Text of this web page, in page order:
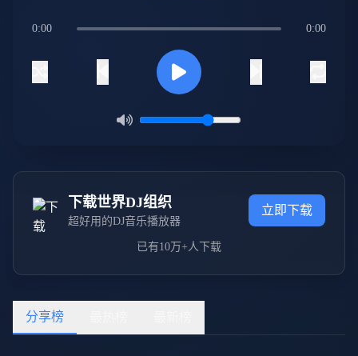
0:00 0:00
下载世界DJ组织
超好用的DJ音乐播放器
立即下载
已有10万+人下载
分享榜